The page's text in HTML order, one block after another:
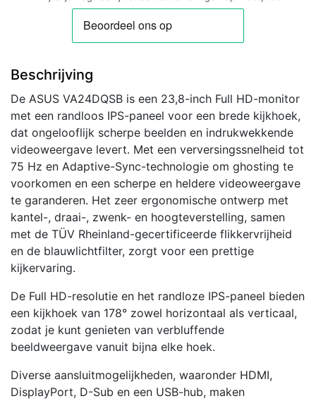
Beschrijving
De ASUS VA24DQSB is een 23,8-inch Full HD-monitor
met een randloos IPS-paneel voor een brede kijkhoek,
dat ongelooflijk scherpe beelden en indrukwekkende
videoweergave levert. Met een verversingssnelheid tot
75 Hz en Adaptive-Sync-technologie om ghosting te
voorkomen en een scherpe en heldere videoweergave
te garanderen. Het zeer ergonomische ontwerp met
kantel-, draai-, zwenk- en hoogteverstelling, samen
met de TÜV Rheinland-gecertificeerde flikkervrijheid
en de blauwlichtfilter, zorgt voor een prettige
kijkervaring.
De Full HD-resolutie en het randloze IPS-paneel bieden
een kijkhoek van 178° zowel horizontaal als verticaal,
zodat je kunt genieten van verbluffende
beeldweergave vanuit bijna elke hoek.
Diverse aansluitmogelijkheden, waaronder HDMI,
DisplayPort, D-Sub en een USB-hub, maken